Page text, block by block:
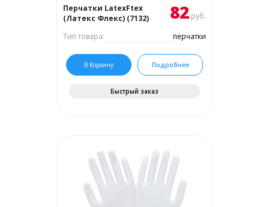
Перчатки LatexFtex
(Латекс Флекс) (7132)
82 руб.
Тип товара:
перчатки
В Корзину Подробнее
Быстрый заказ